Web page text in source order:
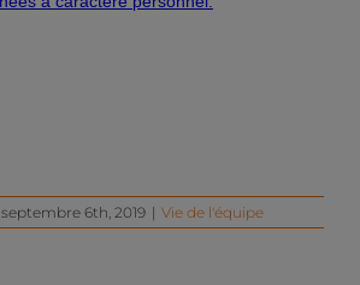
septembre 6th, 2019 | Vie de l'équipe